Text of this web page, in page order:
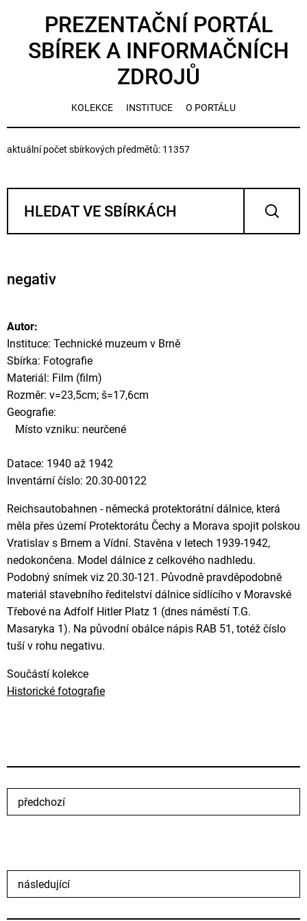
PREZENTAČNÍ PORTÁL
SBÍREK A INFORMAČNÍCH
ZDROJŮ
KOLEKCE INSTITUCE O PORTÁLU
aktuální počet sbírkových předmětů: 11357
negativ
Autor:
Instituce: Technické muzeum v Brně
Sbírka: Fotografie
Materiál: Film (film)
Rozměr: v=23,5cm; š=17,6cm
Geografie:
Místo vzniku: neurčené
Datace: 1940 až 1942
Inventární číslo: 20.30-00122
Reichsautobahnen - německá protektorátní dálnice, která
měla přes území Protektorátu Čechy a Morava spojit polskou
Vratislav s Brnem a Vídní. Stavěna v letech 1939-1942,
nedokončena. Model dálnice z celkového nadhledu.
Podobný snímek viz 20.30-121. Původně pravděpodobně
materiál stavebního ředitelství dálnice sídlícího v Moravské
Třebové na Adfolf Hitler Platz 1 (dnes náměstí T.G.
Masaryka 1). Na původní obálce nápis RAB 51, totéž číslo
tuší v rohu negativu.
Součástí kolekce
Historické fotografie
předchozí
následující